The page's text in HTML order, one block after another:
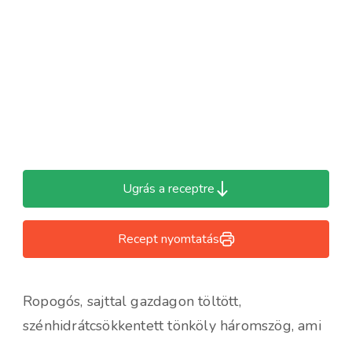
Ugrás a receptre
Recept nyomtatás
Ropogós, sajttal gazdagon töltött,
szénhidrátcsökkentett tönköly háromszög, ami